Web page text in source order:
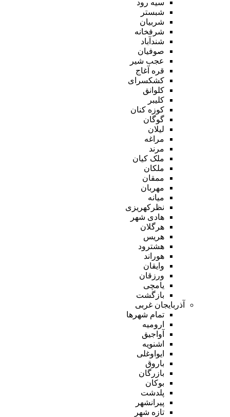
سیه رود
شبستر
شربیان
شرفخانه
شندآباد
صوفیان
عجب شیر
قره آغاج
کشکسرای
کلوانق
کلیبر
کوزه کنان
گوگان
لیلان
مراغه
مرند
ملک کیان
ملکان
ممقان
مهربان
میانه
نظرکهریزی
هادی شهر
هرگلان
هریس
هشترود
هوراند
وایقان
ورزقان
یامچی
بازگشت
آذربایجان غربی
تمام شهر‌ها
ارومیه
آواجیق
اشنویه
ایواوغلی
باروق
بازرگان
بوکان
پلدشت
پیرانشهر
تازه شهر